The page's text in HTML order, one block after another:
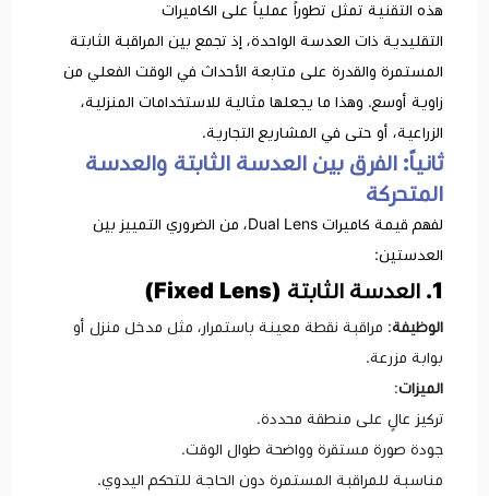
هذه التقنية تمثل تطوراً عملياً على الكاميرات
التقليدية ذات العدسة الواحدة، إذ تجمع بين المراقبة الثابتة
المستمرة والقدرة على متابعة الأحداث في الوقت الفعلي من
زاوية أوسع. وهذا ما يجعلها مثالية للاستخدامات المنزلية،
الزراعية، أو حتى في المشاريع التجارية.
ثانياً: الفرق بين العدسة الثابتة والعدسة
المتحركة
لفهم قيمة كاميرات Dual Lens، من الضروري التمييز بين
العدستين:
1. العدسة الثابتة (Fixed Lens)
الوظيفة: مراقبة نقطة معينة باستمرار، مثل مدخل منزل أو
بوابة مزرعة.
الميزات:
تركيز عالٍ على منطقة محددة.
جودة صورة مستقرة وواضحة طوال الوقت.
مناسبة للمراقبة المستمرة دون الحاجة للتحكم اليدوي.